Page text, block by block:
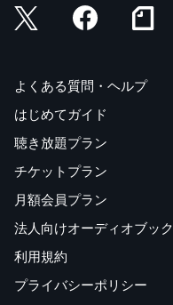
よくある質問・ヘルプ
はじめてガイド
聴き放題プラン
チケットプラン
月額会員プラン
法人向けオーディオブック
利用規約
プライバシーポリシー